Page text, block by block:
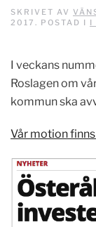
SKRIVET AV
2017 . POSTAD I I
I veckans
Roslagen om
kommun ska
Vår motion